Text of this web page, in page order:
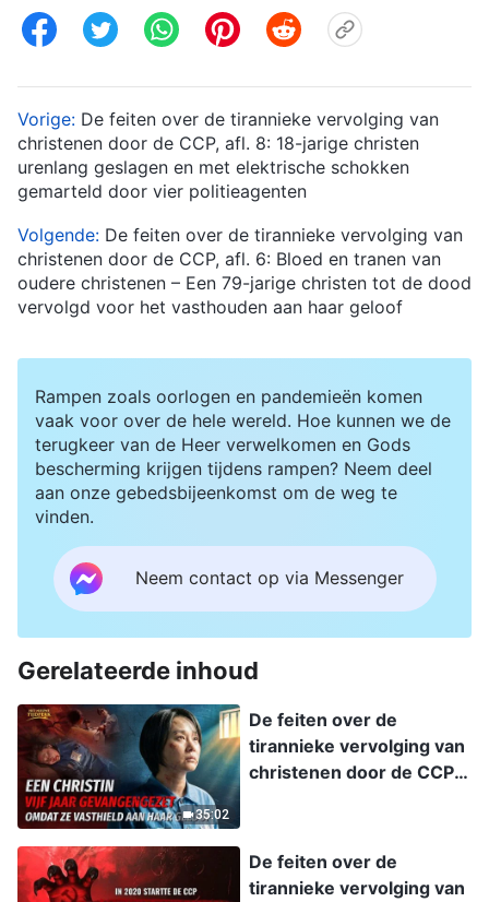
Vorige: De feiten over de tirannieke vervolging van
christenen door de CCP, afl. 8: 18-jarige christen
urenlang geslagen en met elektrische schokken
gemarteld door vier politieagenten
Volgende: De feiten over de tirannieke vervolging van
christenen door de CCP, afl. 6: Bloed en tranen van
oudere christenen – Een 79-jarige christen tot de dood
vervolgd voor het vasthouden aan haar geloof
Rampen zoals oorlogen en pandemieën komen
vaak voor over de hele wereld. Hoe kunnen we de
terugkeer van de Heer verwelkomen en Gods
bescherming krijgen tijdens rampen? Neem deel
aan onze gebedsbijeenkomst om de weg te
vinden.
Neem contact op via Messenger
Gerelateerde inhoud
35:02
De feiten over de
tirannieke vervolging van
christenen door de CCP,
omdat ze vasthield aan
haar geloof
De feiten over de
tirannieke vervolging van